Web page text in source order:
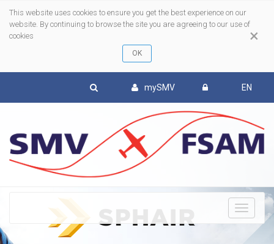
×
This website uses cookies to ensure you get the best experience on our
website. By continuing to browse the site you are agreeing to our use of
cookies
mySMV EN